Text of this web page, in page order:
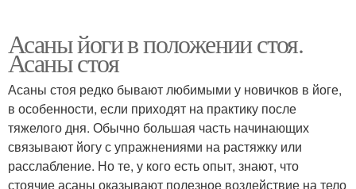
Асаны йоги в положении стоя.
Асаны стоя
Асаны стоя редко бывают любимыми у новичков в йоге,
в особенности, если приходят на практику после
тяжелого дня. Обычно большая часть начинающих
связывают йогу с упражнениями на растяжку или
расслабление. Но те, у кого есть опыт, знают, что
стоячие асаны оказывают полезное воздействие на тело